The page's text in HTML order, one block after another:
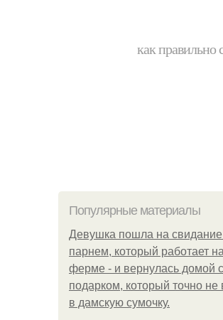
как правильно
Популярные материалы
Девушка пошла на
парнем, который работает на
ферме - и вернулась домой с
подарком, который точно не
в дамскую сумочку.